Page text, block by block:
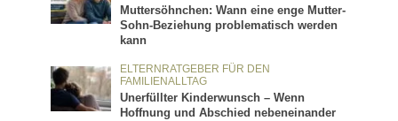
Muttersöhnchen: Wann eine enge Mutter-
Sohn-Beziehung problematisch werden
kann
ELTERNRATGEBER FÜR DEN
FAMILIENALLTAG
Unerfüllter Kinderwunsch – Wenn
Hoffnung und Abschied nebeneinander